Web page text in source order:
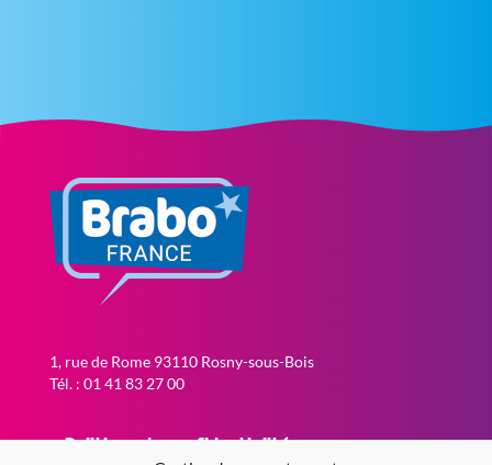
1, rue de Rome 93110 Rosny-sous-Bois
Tél. : 01 41 83 27 00
Politique de confidentialité